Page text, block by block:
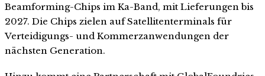
Beamforming-Chips im Ka-Band, mit Lieferungen bis
2027. Die Chips zielen auf Satellitenterminals für
Verteidigungs- und Kommerzanwendungen der
nächsten Generation.